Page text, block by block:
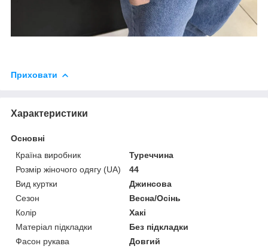
Приховати
Характеристики
Основні
Країна виробник
Туреччина
Розмір жіночого одягу (UA)
44
Вид куртки
Джинсова
Сезон
Весна/Осінь
Колір
Хакі
Матеріал підкладки
Без підкладки
Фасон рукава
Довгий